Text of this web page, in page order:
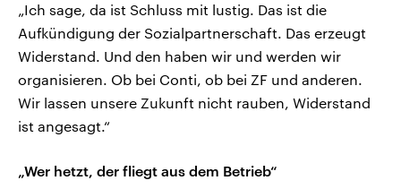
„Ich sage, da ist Schluss mit lustig. Das ist die
Aufkündigung der Sozialpartnerschaft. Das erzeugt
Widerstand. Und den haben wir und werden wir
organisieren. Ob bei Conti, ob bei ZF und anderen.
Wir lassen unsere Zukunft nicht rauben, Widerstand
ist angesagt.“
„Wer hetzt, der fliegt aus dem Betrieb“